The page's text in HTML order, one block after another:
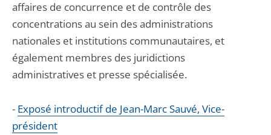
affaires de concurrence et de contrôle des
concentrations au sein des administrations
nationales et institutions communautaires, et
également membres des juridictions
administratives et presse spécialisée.
- Exposé introductif de Jean-Marc Sauvé, Vice-
président